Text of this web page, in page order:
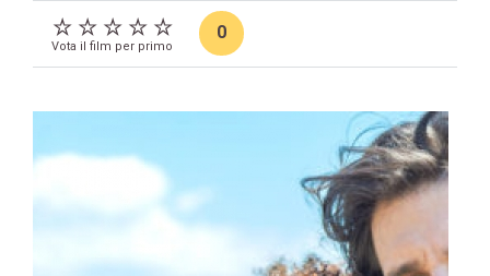
Vota il film per primo
0